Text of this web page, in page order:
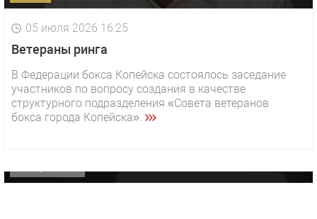
05 июля 2026 16:25
Ветераны ринга
В Федерации бокса Копейска состоялось заседание
участников по вопросу создания в качестве
структурного подразделения «Совета ветеранов
бокса города Копейска».
1 видео СМОТРЕТЬ
29 октября 2025 15:50
«Звезда» Метрана стала главным героем нового